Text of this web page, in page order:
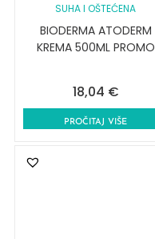
SUHA I OŠTEĆENA
BIODERMA ATODERM
KREMA 500ML PROMO
18,04 €
PROČITAJ VIŠE